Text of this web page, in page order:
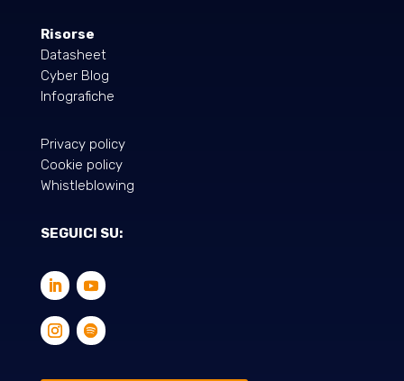
Risorse
Datasheet
Cyber Blog
Infografiche
Privacy policy
Cookie policy
Whistleblowing
SEGUICI SU: